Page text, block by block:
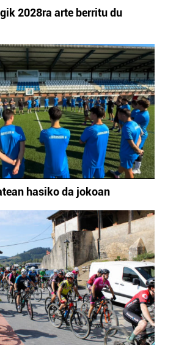
2028ra arte berritu du
hasiko da jokoan